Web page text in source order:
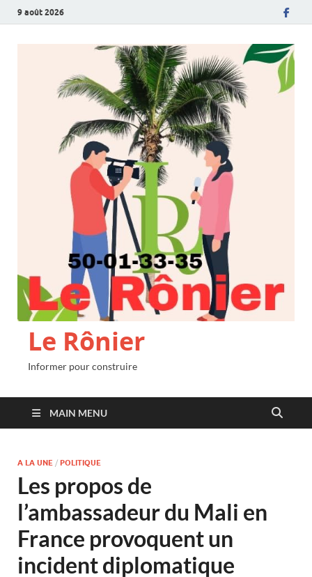
9 août 2026
Le Rônier
Informer pour construire
MAIN MENU
A LA UNE / POLITIQUE
Les propos de
l’ambassadeur du Mali en
France provoquent un
incident diplomatique